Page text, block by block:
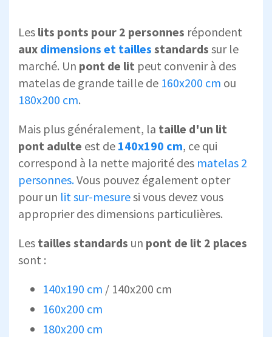
Les lits ponts pour 2 personnes répondent
aux dimensions et tailles standards sur le
marché. Un pont de lit peut convenir à des
matelas de grande taille de 160x200 cm ou
180x200 cm.
Mais plus généralement, la taille d'un lit
pont adulte est de 140x190 cm, ce qui
correspond à la nette majorité des matelas 2
personnes.Vous pouvez également opter
pour un lit sur-mesuresi vous devez vous
approprier des dimensions particulières.
Les tailles standards un pont de lit 2 places
sont :
140x190 cm / 140x200 cm
160x200 cm
180x200 cm